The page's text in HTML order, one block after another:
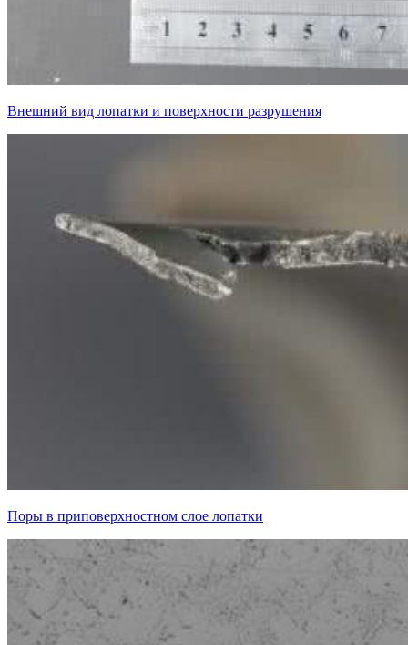
Внешний вид лопатки и поверхности разрушения
Поры в приповерхностном слое лопатки